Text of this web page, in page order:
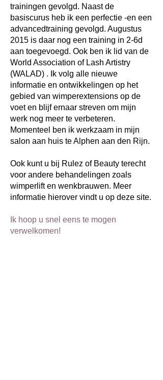
trainingen gevolgd. Naast de
basiscurus heb ik een perfectie -en een
advancedtraining gevolgd. Augustus
2015 is daar nog een training in 2-6d
aan toegevoegd. Ook ben ik lid van de
World Association of Lash Artistry
(WALAD) . Ik volg alle nieuwe
informatie en ontwikkelingen op het
gebied van wimperextensions op de
voet en blijf ernaar streven om mijn
werk nog meer te verbeteren.
Momenteel ben ik werkzaam in mijn
salon aan huis te Alphen aan den Rijn.
Ook kunt u bij Rulez of Beauty terecht
voor andere behandelingen zoals
wimperlift en wenkbrauwen. Meer
informatie hierover vindt u op deze site.
Ik hoop u snel eens te mogen
verwelkomen!